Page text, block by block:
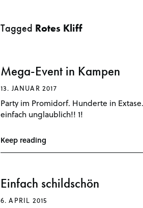
Tagged Rotes Kliff
Mega-Event in Kampen
13. JANUAR 2017
Party im Promidorf. Hunderte in
einfach unglaublich!! 1!
Keep reading
Einfach schildschön
6. APRIL 2015